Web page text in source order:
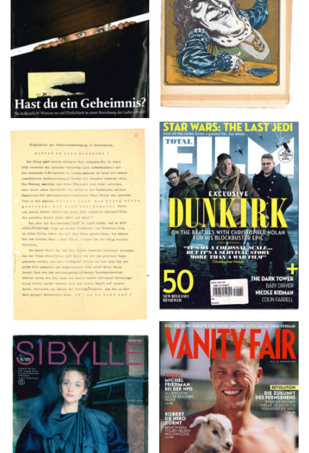
TOTAL FILM #260 –
SUMMER 2017
Flugblätter der Weissen
Rose – V, Januar 1943
VANITY FAIR – Nr. 7 –
8. Februar 2007
SIBYLLE 6/89